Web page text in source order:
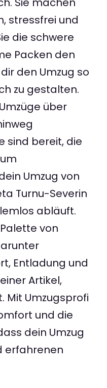
stressfrei und
die schwere
Packen den
den Umzug so
zu gestalten.
über
sind bereit, die
Umzug von
Turnu-Severin
abläuft.
von
Entladung und
Artikel,
Mit Umzugsprofi
und die
dein Umzug
erfahrenen